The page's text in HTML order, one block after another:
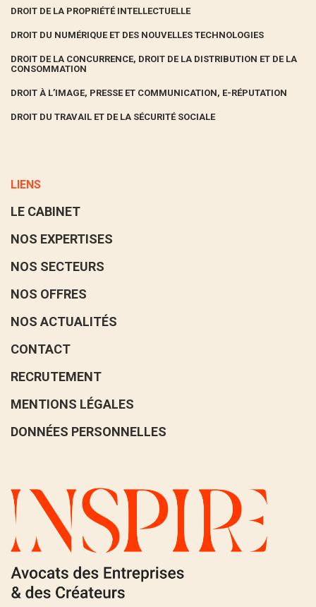
DROIT DE LA PROPRIÉTÉ INTELLECTUELLE
DROIT DU NUMÉRIQUE ET DES NOUVELLES TECHNOLOGIES
DROIT DE LA CONCURRENCE, DROIT DE LA DISTRIBUTION ET DE LA
CONSOMMATION
DROIT À L’IMAGE, PRESSE ET COMMUNICATION, E-RÉPUTATION
DROIT DU TRAVAIL ET DE LA SÉCURITÉ SOCIALE
LIENS
LE CABINET
NOS EXPERTISES
NOS SECTEURS
NOS OFFRES
NOS ACTUALITÉS
CONTACT
RECRUTEMENT
MENTIONS LÉGALES
DONNÉES PERSONNELLES